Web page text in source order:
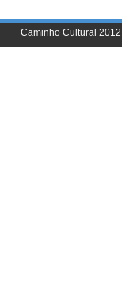
Caminho Cultural